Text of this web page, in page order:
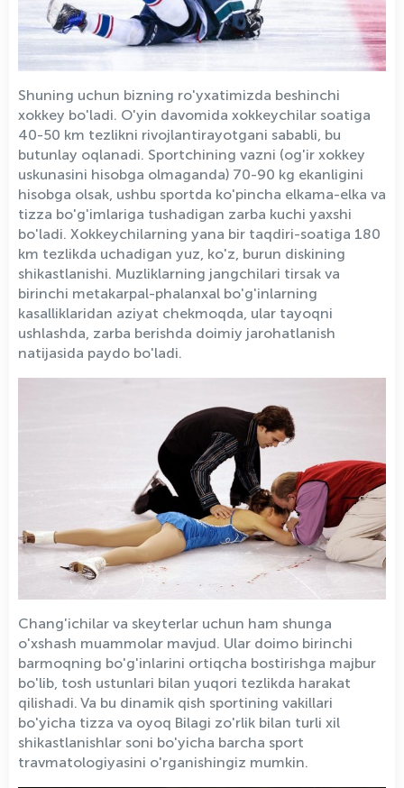
Shuning uchun bizning ro'yxatimizda beshinchi
xokkey bo'ladi. O'yin davomida xokkeychilar soatiga
40-50 km tezlikni rivojlantirayotgani sababli, bu
butunlay oqlanadi. Sportchining vazni (og'ir xokkey
uskunasini hisobga olmaganda) 70-90 kg ekanligini
hisobga olsak, ushbu sportda ko'pincha elkama-elka va
tizza bo'g'imlariga tushadigan zarba kuchi yaxshi
bo'ladi. Xokkeychilarning yana bir taqdiri-soatiga 180
km tezlikda uchadigan yuz, ko'z, burun diskining
shikastlanishi. Muzliklarning jangchilari tirsak va
birinchi metakarpal-phalanxal bo'g'inlarning
kasalliklaridan aziyat chekmoqda, ular tayoqni
ushlashda, zarba berishda doimiy jarohatlanish
natijasida paydo bo'ladi.
Chang'ichilar va skeyterlar uchun ham shunga
o'xshash muammolar mavjud. Ular doimo birinchi
barmoqning bo'g'inlarini ortiqcha bostirishga majbur
bo'lib, tosh ustunlari bilan yuqori tezlikda harakat
qilishadi. Va bu dinamik qish sportining vakillari
bo'yicha tizza va oyoq Bilagi zo'rlik bilan turli xil
shikastlanishlar soni bo'yicha barcha sport
travmatologiyasini o'rganishingiz mumkin.